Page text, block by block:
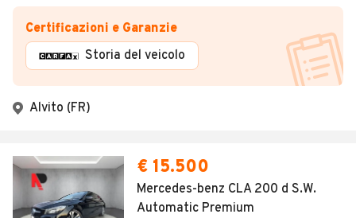
Certificazioni e Garanzie
Storia del veicolo
Alvito (FR)
€ 15.500
Mercedes-benz CLA 200 d S.W.
Automatic Premium